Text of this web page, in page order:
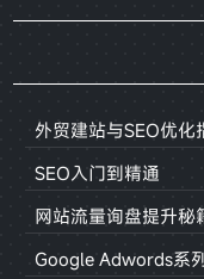
外贸建站与SEO优化
SEO入门到精通
网站流量询盘提升秘
Google Adwords系